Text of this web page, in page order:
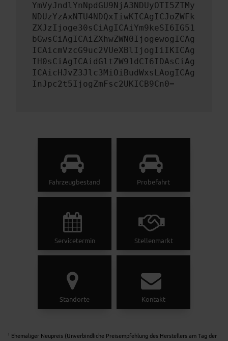
YmVyJndlYnNpdGU9NjA3NDUyOTI5ZTMy
NDUzYzAxNTU4NDQxIiwKICAgICJoZWFk
ZXJzIjoge30sCiAgICAiYm9keSI6IG51
bGwsCiAgICAiZXhwZWN0IjogewogICAg
ICAicmVzcG9uc2VUeXBlIjogIiIKICAg
IH0sCiAgICAidGltZW91dCI6IDAsCiAg
ICAicHJvZ3Jlc3MiOiBudWxsLAogICAg
InJpc2t5IjogZmFsc2UKICB9Cn0=
Fahrzeugbestand Probefahrt
Servicetermin Stellenmarkt
Standorte Kontakt
1
Ehemaliger Neupreis (Unverbindliche Preisempfehlung des Herstellers am Tag der